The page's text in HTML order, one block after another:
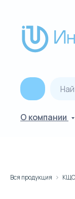
О компании
Вся продукция КЩС